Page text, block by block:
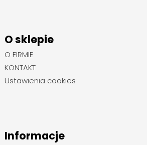
O sklepie
O FIRMIE
KONTAKT
Ustawienia cookies
Informacje